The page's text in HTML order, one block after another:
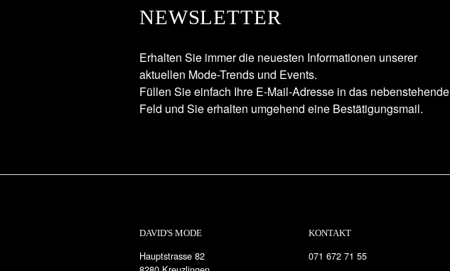
NEWSLETTER
Erhalten Sie immer die neuesten Informationen unserer
aktuellen Mode-Trends und Events.
Füllen Sie einfach Ihre E-Mail-Adresse in das nebenstehende
Feld und Sie erhalten umgehend eine Bestätigungsmail.
DAVID'S MODE
Hauptstrasse 82
KONTAKT
071 672 71 55